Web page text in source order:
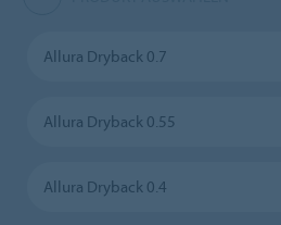
Allura Dryback 0.7
Allura Dryback 0.55
Allura Dryback 0.4